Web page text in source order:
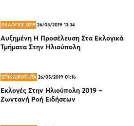
ΕΚΛΟΓΕΣ 2019 26/05/2019 13:34
Αυξημένη Η Προσέλευση Στα Εκλογικά
Τμήματα Στην Ηλιούπολη
ΕΠΙΚΑΙΡΟΤΗΤΑ 26/05/2019 01:16
Εκλογές Στην Ηλιούπολη 2019 –
Ζωντανή Ροή Ειδήσεων